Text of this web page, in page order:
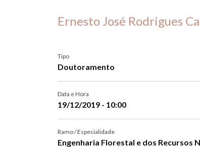
Ernesto José Rodrigues
Tipo
Doutoramento
Data e Hora
19/12/2019 - 10:00
Ramo / Especialidade
Engenharia Florestal e dos Recursos